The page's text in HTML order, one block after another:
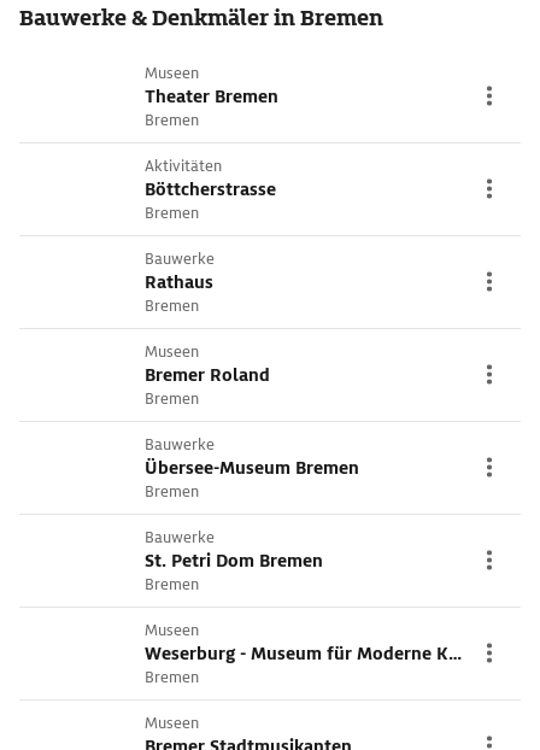
Bauwerke & Denkmäler in Bremen
Museen
Theater Bremen
Bremen
Aktivitäten
Böttcherstrasse
Bremen
Bauwerke
Rathaus
Bremen
Museen
Bremer Roland
Bremen
Bauwerke
Übersee-Museum Bremen
Bremen
Bauwerke
St. Petri Dom Bremen
Bremen
Museen
Weserburg - Museum für Moderne Kunst
Bremen
Museen